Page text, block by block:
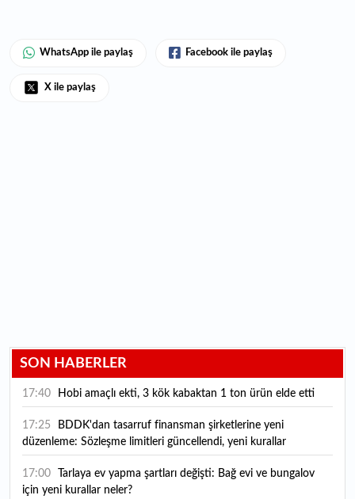
WhatsApp ile paylaş Facebook ile paylaş
X ile paylaş
SON HABERLER
17:40 Hobi amaçlı ekti, 3 kök kabaktan 1 ton ürün elde etti
17:25
düzenleme: Sözleşme limitleri güncellendi, yeni kurallar
yürürlüğe girdi
17:00
için yeni kurallar neler?